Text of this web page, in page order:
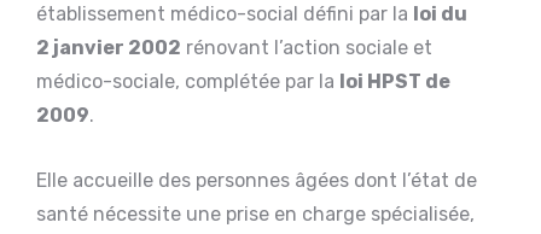
établissement médico-social défini par la loi du
2 janvier 2002 rénovant l’action sociale et
médico-sociale, complétée par la loi HPST de
2009.
Elle accueille des personnes âgées dont l’état de
santé nécessite une prise en charge spécialisée,